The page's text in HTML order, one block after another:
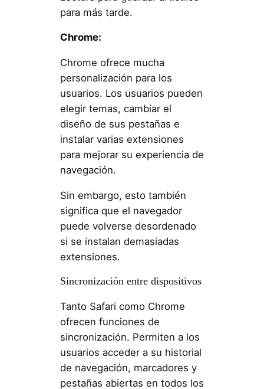
para más tarde.
Chrome:
Chrome ofrece mucha
personalización para los
usuarios. Los usuarios pueden
elegir temas, cambiar el
diseño de sus pestañas e
instalar varias extensiones
para mejorar su experiencia de
navegación.
Sin embargo, esto también
significa que el navegador
puede volverse desordenado
si se instalan demasiadas
extensiones.
Sincronización entre dispositivos
Tanto Safari como Chrome
ofrecen funciones de
sincronización. Permiten a los
usuarios acceder a su historial
de navegación, marcadores y
pestañas abiertas en todos los